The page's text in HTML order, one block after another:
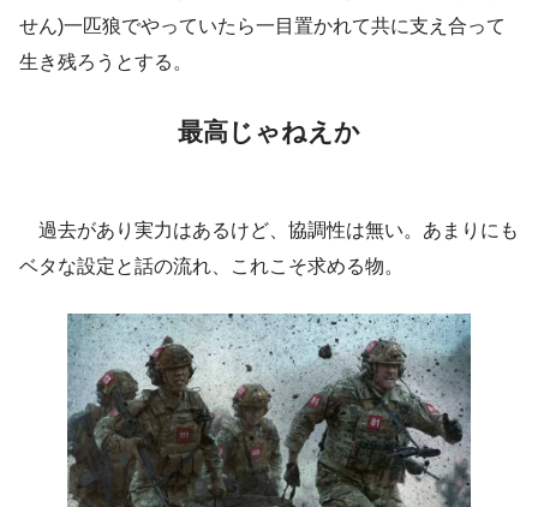
せん)一匹狼でやっていたら一目置かれて共に支え合って
生き残ろうとする。
最高じゃねえか
過去があり実力はあるけど、協調性は無い。あまりにも
ベタな設定と話の流れ、これこそ求める物。